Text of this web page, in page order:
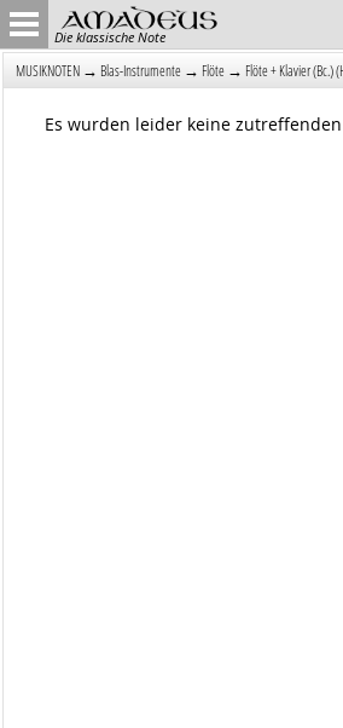
Die klassische Note
MUSIKNOTEN → Blas-Instrumente → Flöte → Flöte + Klavier (Bc.)
Es wurden leider keine